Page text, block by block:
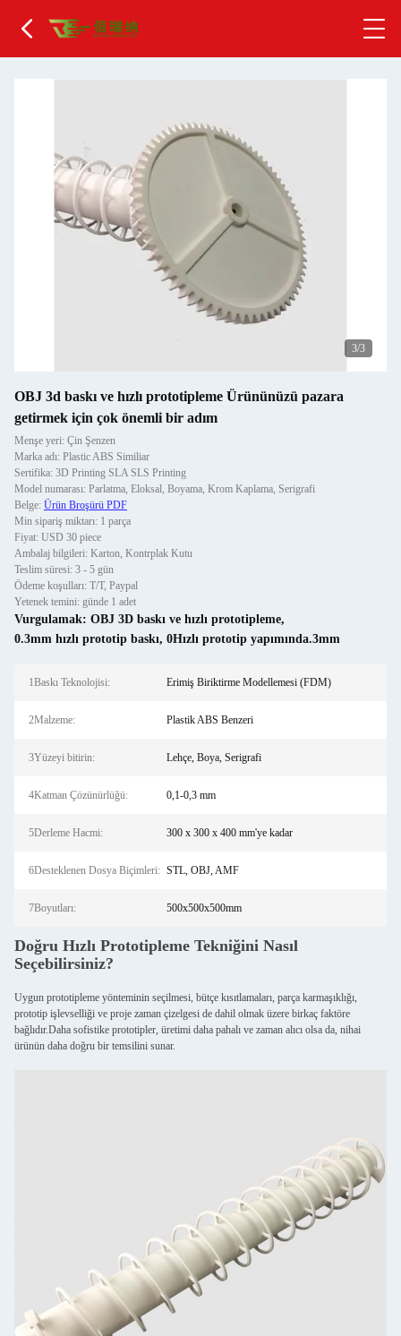
1/3
OBJ 3d baskı ve hızlı prototipleme Ürününüzü pazara
getirmek için çok önemli bir adım
Menşe yeri: Çin Şenzen
Marka adı: Plastic ABS Similiar
Sertifika: 3D Printing SLA SLS Printing
Model numarası: Parlatma, Eloksal, Boyama, Krom Kaplama, Serigrafi
Belge: Ürün Broşürü PDF
Min sipariş miktarı: 1 parça
Fiyat: USD 30 piece
Ambalaj bilgileri: Karton, Kontrplak Kutu
Teslim süresi: 3 - 5 gün
Ödeme koşulları: T/T, Paypal
Yetenek temini: günde 1 adet
Vurgulamak: OBJ 3D baskı ve hızlı prototipleme,
0.3mm hızlı prototip baskı, 0Hızlı prototip yapımında.3mm
1Baskı Teknolojisi: Erimiş Biriktirme Modellemesi (FDM)
2Malzeme: Plastik ABS Benzeri
3Yüzeyi bitirin: Lehçe, Boya, Serigrafi
4Katman Çözünürlüğü: 0,1-0,3 mm
5Derleme Hacmi: 300 x 300 x 400 mm'ye kadar
6Desteklenen Dosya Biçimleri: STL, OBJ, AMF
7Boyutları: 500x500x500mm
Doğru Hızlı Prototipleme Tekniğini Nasıl
Seçebilirsiniz?
Uygun prototipleme yönteminin seçilmesi, bütçe kısıtlamaları, parça karmaşıklığı,
prototip işlevselliği ve proje zaman çizelgesi de dahil olmak üzere birkaç faktöre
bağlıdır.Daha sofistike prototipler, üretimi daha pahalı ve zaman alıcı olsa da, nihai
ürünün daha doğru bir temsilini sunar.